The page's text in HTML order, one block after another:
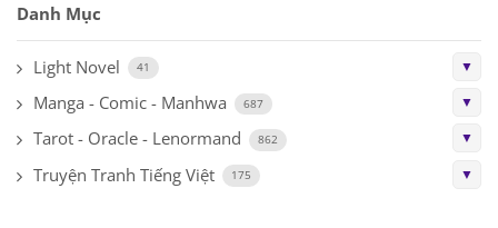
Danh Mục
▼
Light Novel 41
▼
Manga - Comic - Manhwa 687
▼
Tarot - Oracle - Lenormand 862
▼
Truyện Tranh Tiếng Việt 175